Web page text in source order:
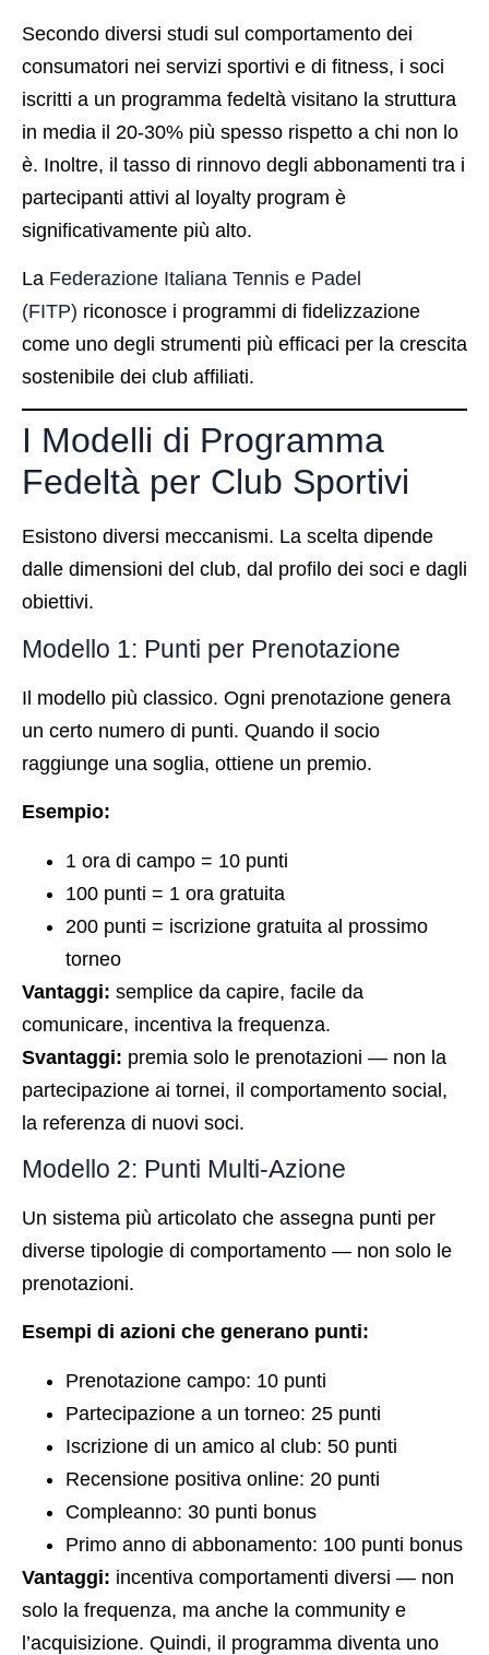
Secondo diversi studi sul comportamento dei
consumatori nei servizi sportivi e di fitness, i soci
iscritti a un programma fedeltà visitano la struttura
in media il 20-30% più spesso rispetto a chi non lo
è. Inoltre, il tasso di rinnovo degli abbonamenti tra i
partecipanti attivi al loyalty program è
significativamente più alto.
La Federazione Italiana Tennis e Padel
(FITP) riconosce i programmi di fidelizzazione
come uno degli strumenti più efficaci per la crescita
sostenibile dei club affiliati.
I Modelli di Programma
Fedeltà per Club Sportivi
Esistono diversi meccanismi. La scelta dipende
dalle dimensioni del club, dal profilo dei soci e dagli
obiettivi.
Modello 1: Punti per Prenotazione
Il modello più classico. Ogni prenotazione genera
un certo numero di punti. Quando il socio
raggiunge una soglia, ottiene un premio.
Esempio:
1 ora di campo = 10 punti
100 punti = 1 ora gratuita
200 punti = iscrizione gratuita al prossimo
torneo
Vantaggi: semplice da capire, facile da
comunicare, incentiva la frequenza.
Svantaggi: premia solo le prenotazioni — non la
partecipazione ai tornei, il comportamento social,
la referenza di nuovi soci.
Modello 2: Punti Multi-Azione
Un sistema più articolato che assegna punti per
diverse tipologie di comportamento — non solo le
prenotazioni.
Esempi di azioni che generano punti:
Prenotazione campo: 10 punti
Partecipazione a un torneo: 25 punti
Iscrizione di un amico al club: 50 punti
Recensione positiva online: 20 punti
Compleanno: 30 punti bonus
Primo anno di abbonamento: 100 punti bonus
Vantaggi: incentiva comportamenti diversi — non
solo la frequenza, ma anche la community e
l’acquisizione. Quindi, il programma diventa uno